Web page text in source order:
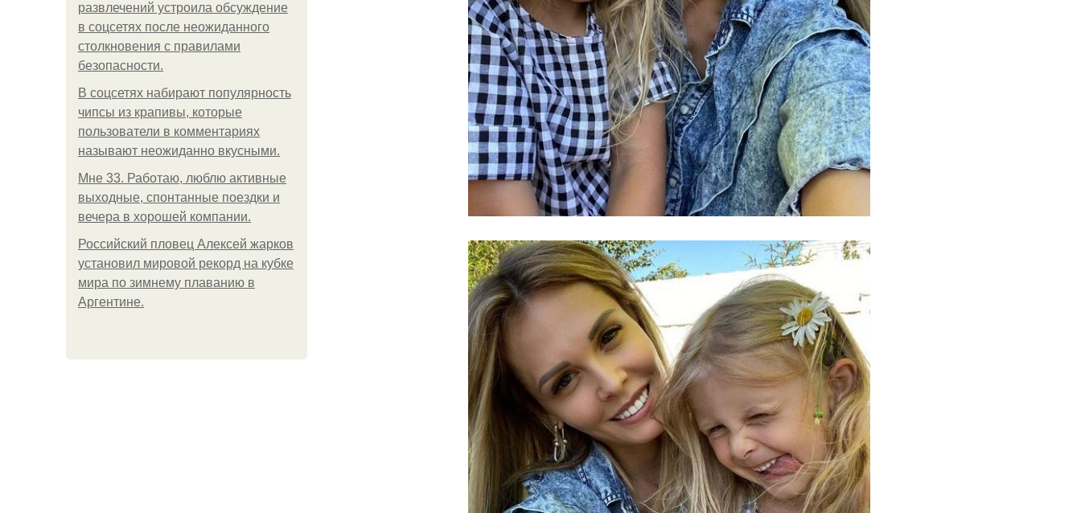
развлечений устроила обсуждение
в соцсетях после неожиданного
столкновения с правилами
безопасности.
В соцсетях набирают популярность
чипсы из крапивы, которые
пользователи в комментариях
называют неожиданно вкусными.
Мне 33. Работаю, люблю активные
выходные, спонтанные поездки и
вечера в хорошей компании.
Российский пловец Алексей жарков
установил мировой рекорд на кубке
мира по зимнему плаванию в
Аргентине.